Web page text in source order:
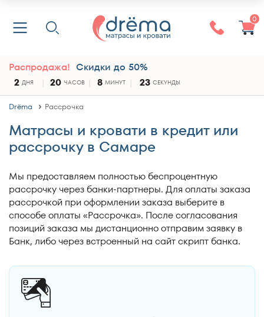
0
Распродажа! Скидки до 50%
2 ДНЯ 20 ЧАСОВ 8 МИНУТ 22 СЕКУНДЫ
Drёma Рассрочка
Матрасы и кровати в кредит или
рассрочку в Самаре
Мы предоставляем полностью беспроцентную
рассрочку через банки-партнеры. Для оплаты заказа
рассрочкой при оформлении заказа выберите в
способе оплаты «Рассрочка». После согласования
позиций заказа мы дистанционно отправим заявку в
Банк, либо через встроенный на сайт скрипт банка.